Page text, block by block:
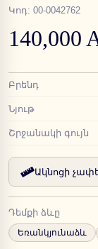
Կոդ: 00-0042762
140,000
Բրենդ
Նյութ
Շրջանակի գույն
Ակնոցի
Դեմքի ձևը
Եռանկյունաձև